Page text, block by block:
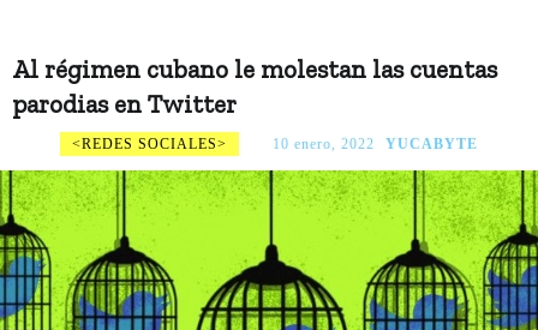
Al régimen cubano le molestan las cuentas
parodias en Twitter
REDES SOCIALES 10 enero, 2022 YUCABYTE